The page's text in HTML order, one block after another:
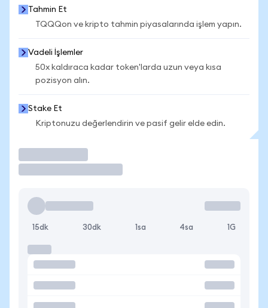
Tahmin Et
TQQQon ve kripto tahmin piyasalarında işlem yapın.
Vadeli İşlemler
50x kaldıraca kadar token'larda uzun veya kısa
pozisyon alın.
Stake Et
Kriptonuzu değerlendirin ve pasif gelir elde edin.
15dk 30dk 1sa 4sa 1G